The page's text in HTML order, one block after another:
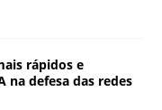
rápidos e
na defesa das redes